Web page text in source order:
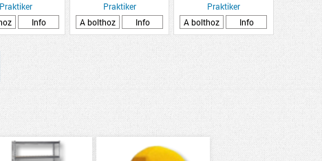
Praktiker
Info
Praktiker
A bolthoz
Info
Praktiker
A bolthoz
Info